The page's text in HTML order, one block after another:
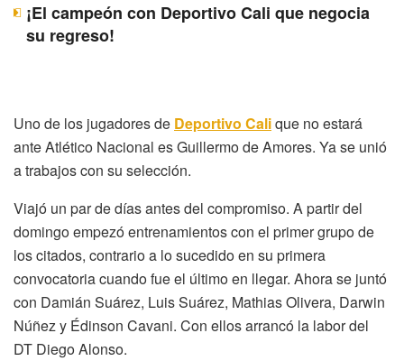
¡El campeón con Deportivo Cali que negocia
su regreso!
Uno de los jugadores de Deportivo Calique no estará
ante Atlético Nacional es Guillermo de Amores. Ya se unió
a trabajos con su selección.
Viajó un par de días antes del compromiso. A partir del
domingo empezó entrenamientos con el primer grupo de
los citados, contrario a lo sucedido en su primera
convocatoria cuando fue el último en llegar. Ahora se juntó
con Damián Suárez, Luis Suárez, Mathias Olivera, Darwin
Núñez y Édinson Cavani. Con ellos arrancó la labor del
DT Diego Alonso.